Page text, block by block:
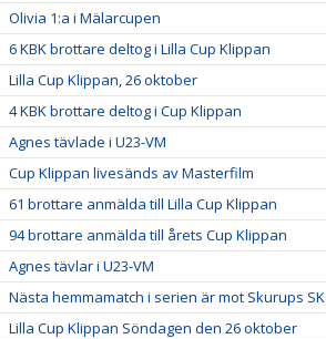
Olivia 1:a i Mälarcupen
6 KBK brottare deltog i Lilla Cup Klippan
Lilla Cup Klippan, 26 oktober
4 KBK brottare deltog i Cup Klippan
Agnes tävlade i U23-VM
Cup Klippan livesänds av Masterfilm
61 brottare anmälda till Lilla Cup Klippan
94 brottare anmälda till årets Cup Klippan
Agnes tävlar i U23-VM
Nästa hemmamatch i serien är mot Skurups SK
Lilla Cup Klippan Söndagen den 26 oktober